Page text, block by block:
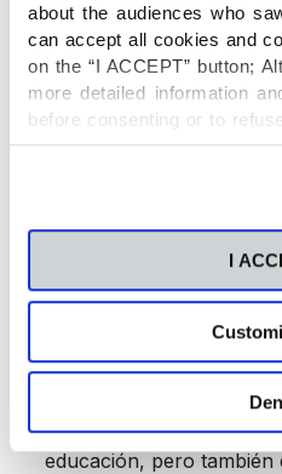
about the audiences who
can accept all cookies and
on the “I ACCEPT” button;
more detailed information
before consenting or to
"Personalize" button. For
I
es el camino. En su
tolerancia con la
vetear todas las
digitales porque éstas
, ministra
‘La educación como
y en
segundo gran problema
género, el papel de la
como resaltaron los
educación, pero también